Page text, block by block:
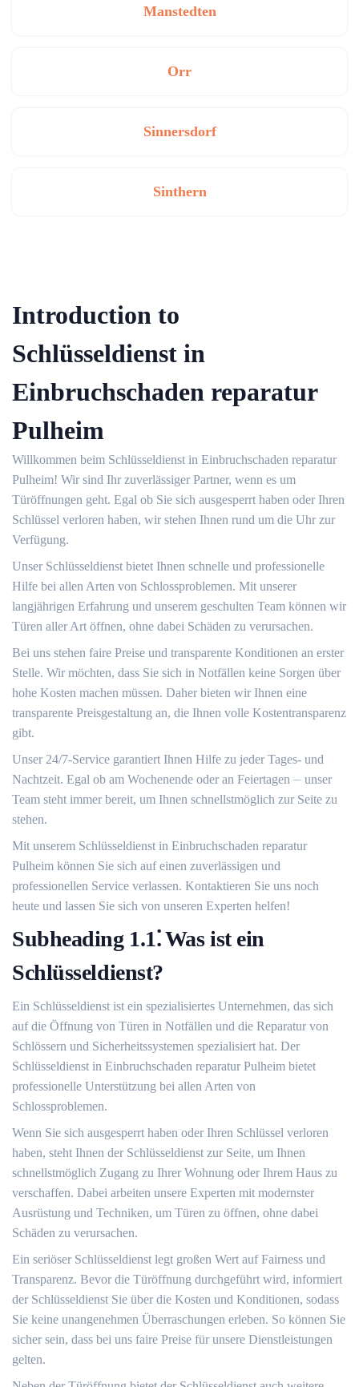
Manstedten
Orr
Sinnersdorf
Sinthern
Introduction to
Schlüsseldienst in
Einbruchschaden reparatur
Pulheim
Willkommen beim Schlüsseldienst in Einbruchschaden reparatur
Pulheim!​ Wir sind Ihr zuverlässiger Partner, wenn es um
Türöffnungen geht.​ Egal ob Sie sich ausgesperrt haben oder Ihren
Schlüssel verloren haben, wir stehen Ihnen rund um die Uhr zur
Verfügung.​
Unser Schlüsseldienst bietet Ihnen schnelle und professionelle
Hilfe bei allen Arten von Schlossproblemen.​ Mit unserer
langjährigen Erfahrung und unserem geschulten Team können wir
Türen aller Art öffnen, ohne dabei Schäden zu verursachen.​
Bei uns stehen faire Preise und transparente Konditionen an erster
Stelle.​ Wir möchten, dass Sie sich in Notfällen keine Sorgen über
hohe Kosten machen müssen.​ Daher bieten wir Ihnen eine
transparente Preisgestaltung an, die Ihnen volle Kostentransparenz
gibt.​
Unser 24/7-Service garantiert Ihnen Hilfe zu jeder Tages- und
Nachtzeit. Egal ob am Wochenende oder an Feiertagen ⏤ unser
Team steht immer bereit, um Ihnen schnellstmöglich zur Seite zu
stehen.​
Mit unserem Schlüsseldienst in Einbruchschaden reparatur
Pulheim können Sie sich auf einen zuverlässigen und
professionellen Service verlassen.​ Kontaktieren Sie uns noch
heute und lassen Sie sich von unseren Experten helfen!​
Subheading 1.​1⁚ Was ist ein
Schlüsseldienst?​
Ein Schlüsseldienst ist ein spezialisiertes Unternehmen, das sich
auf die Öffnung von Türen in Notfällen und die Reparatur von
Schlössern und Sicherheitssystemen spezialisiert hat.​ Der
Schlüsseldienst in Einbruchschaden reparatur Pulheim bietet
professionelle Unterstützung bei allen Arten von
Schlossproblemen.​
Wenn Sie sich ausgesperrt haben oder Ihren Schlüssel verloren
haben, steht Ihnen der Schlüsseldienst zur Seite, um Ihnen
schnellstmöglich Zugang zu Ihrer Wohnung oder Ihrem Haus zu
verschaffen.​ Dabei arbeiten unsere Experten mit modernster
Ausrüstung und Techniken, um Türen zu öffnen, ohne dabei
Schäden zu verursachen.​
Ein seriöser Schlüsseldienst legt großen Wert auf Fairness und
Transparenz.​ Bevor die Türöffnung durchgeführt wird, informiert
der Schlüsseldienst Sie über die Kosten und Konditionen, sodass
Sie keine unangenehmen Überraschungen erleben. So können Sie
sicher sein, dass bei uns faire Preise für unsere Dienstleistungen
gelten.​